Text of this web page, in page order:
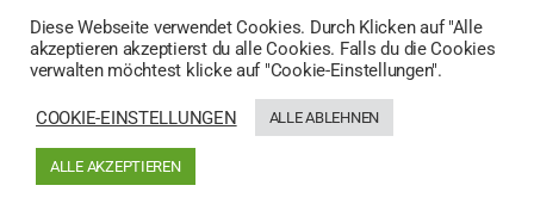
Wassertest und entdecke die Vorteile von
AktivWasser für Chlor im Trinkwasser in
Minden!“
HIER GEHTS ZUM WASSERTEST
Diese Webseite verwendet Cookies. Durch Klicken auf "Alle
akzeptieren akzeptierst du alle Cookies. Falls du die Cookies
verwalten möchtest klicke auf "Cookie-Einstellungen".
COOKIE-EINSTELLUNGEN ALLE ABLEHNEN
ALLE AKZEPTIEREN